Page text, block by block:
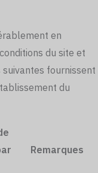
en
du site et
fournissent
du
Remarques